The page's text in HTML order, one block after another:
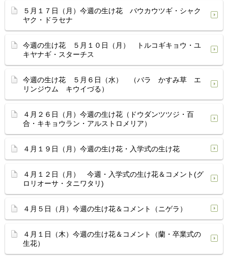
５月１７日（月）今週の生け花 バウカウツギ・シャク
ヤク・ドラセナ
今週の生け花 ５月１０日（月） トルコギキョウ・ユ
キヤナギ・スターチス
今週の生け花 ５月６日（水） （バラ かすみ草 エ
リンジウム キウイづる）
４月２６日（月）今週の生け花（ドウダンツツジ・百
合・キキョウラン・アルストロメリア）
４月１９日（月）今週の生け花・入学式の生け花
４月１２日（月） 今週・入学式の生け花＆コメント(グ
ロリオーサ・タニワタリ)
４月５日（月）今週の生け花＆コメント（ニゲラ）
４月１日（木）今週の生け花＆コメント（蘭・卒業式の
生花）